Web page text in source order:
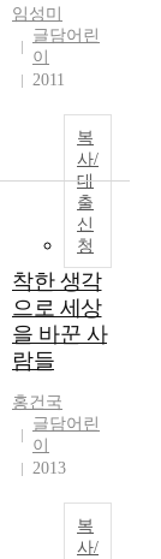
임성미
글담어린
이
2011
복
사/
대
출
신
청
착한 생각
으로 세상
을 바꾼 사
람들
홍건국
글담어린
이
2013
복
사/